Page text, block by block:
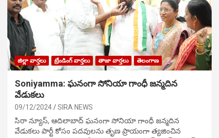
జిల్లా వార్తలు ట్రేండింగ్ వార్తలు తాజా వార్తలు తెలంగాణ
Soniyamma: ఘ‌నంగా సోనియా గాంధీ జ‌న్మ‌దిన
వేడుక‌లు
09/12/2024 SIRA NEWS
సిరా న్యూస్, ఆదిలాబాద్ ఘ‌నంగా సోనియా గాంధీ జ‌న్మ‌దిన
వేడుక‌లు పార్టీ కోసం ప‌ద‌వుల‌ను తృణ ప్రాయంగా త్య‌జించిన